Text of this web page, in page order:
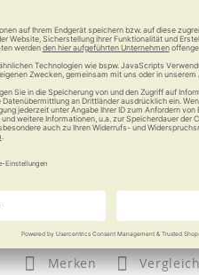
TheraBand Travel
14,95 €
Merken